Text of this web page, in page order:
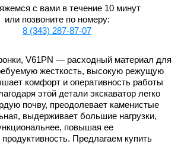
с вами в течение 10 минут
или позвоните по номеру:
8 (343) 287-87-07
V61PN — расходный материал для
жесткость, высокую режущую
комфорт и оперативность работы
этой детали экскаватор легко
почву, преодолевает каменистые
выдерживает большие нагрузки,
повышая ее
продуктивность. Предлагаем купить